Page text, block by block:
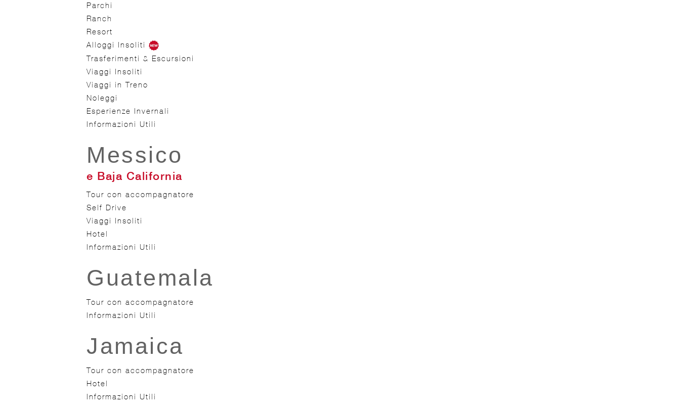
Parchi
Ranch
Resort
Alloggi Insoliti
Trasferimenti & Escursioni
Viaggi Insoliti
Viaggi in Treno
Noleggi
Esperienze Invernali
Informazioni Utili
Messico
e Baja California
Tour con accompagnatore
Self Drive
Viaggi Insoliti
Hotel
Informazioni Utili
Guatemala
Tour con accompagnatore
Informazioni Utili
Jamaica
Tour con accompagnatore
Hotel
Informazioni Utili